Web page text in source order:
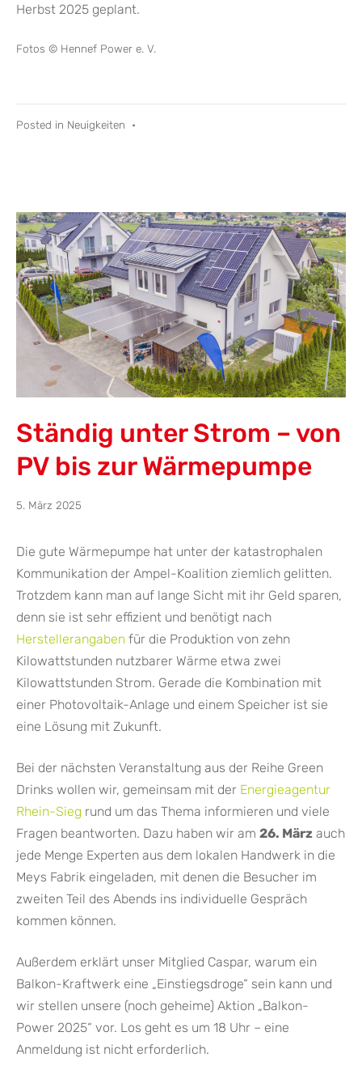
Herbst 2025 geplant.
Fotos © Hennef Power e. V.
Posted in Neuigkeiten •
Ständig unter Strom – von
PV bis zur Wärmepumpe
5. März 2025
Die gute Wärmepumpe hat unter der katastrophalen
Kommunikation der Ampel-Koalition ziemlich gelitten.
Trotzdem kann man auf lange Sicht mit ihr Geld sparen,
denn sie ist sehr effizient und benötigt nach
Herstellerangaben für die Produktion von zehn
Kilowattstunden nutzbarer Wärme etwa zwei
Kilowattstunden Strom. Gerade die Kombination mit
einer Photovoltaik-Anlage und einem Speicher ist sie
eine Lösung mit Zukunft.
Bei der nächsten Veranstaltung aus der Reihe Green
Drinks wollen wir, gemeinsam mit der Energieagentur
Rhein-Sieg rund um das Thema informieren und viele
Fragen beantworten. Dazu haben wir am 26. März auch
jede Menge Experten aus dem lokalen Handwerk in die
Meys Fabrik eingeladen, mit denen die Besucher im
zweiten Teil des Abends ins individuelle Gespräch
kommen können.
Außerdem erklärt unser Mitglied Caspar, warum ein
Balkon-Kraftwerk eine „Einstiegsdroge“ sein kann und
wir stellen unsere (noch geheime) Aktion „Balkon-
Power 2025“ vor. Los geht es um 18 Uhr – eine
Anmeldung ist nicht erforderlich.